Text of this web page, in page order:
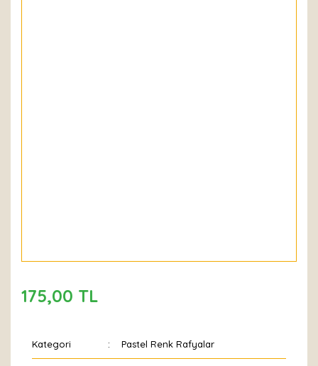
175,00 TL
Kategori Pastel Renk Rafyalar